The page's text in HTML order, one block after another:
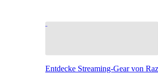
Entdecke Streaming-Gear von